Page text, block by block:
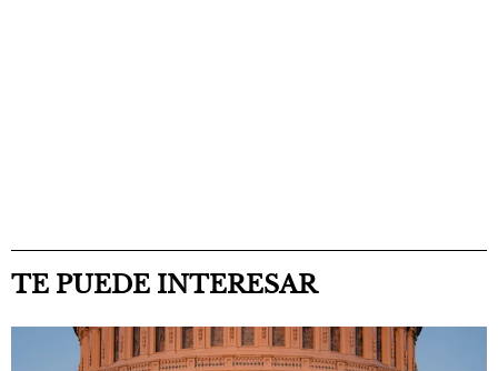
TE PUEDE INTERESAR